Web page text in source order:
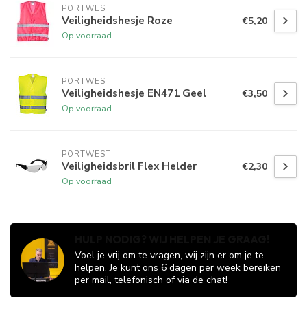
PORTWEST
Veiligheidshesje Roze
Op voorraad
€5,20
PORTWEST
Veiligheidshesje EN471 Geel
Op voorraad
€3,50
PORTWEST
Veiligheidsbril Flex Helder
Op voorraad
€2,30
Voel je vrij om te vragen, wij zijn er om je te
helpen. Je kunt ons 6 dagen per week bereiken
per mail, telefonisch of via de chat!